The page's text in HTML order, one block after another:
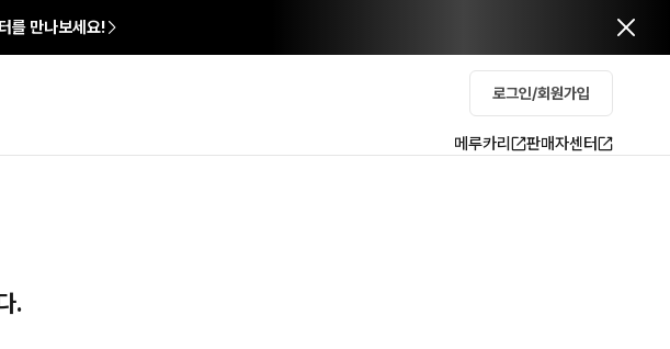
를 만나보세요!
로그인/회원가입
메루카리 판매자센터
.